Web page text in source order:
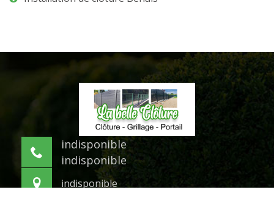
indisponible
indisponible
indisponible